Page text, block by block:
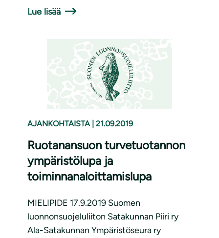
Lue lisää
AJANKOHTAISTA 21.09.2019
Ruotanansuon turvetuotannon
ympäristölupa ja
toiminnanaloittamislupa
MIELIPIDE 17.9.2019 Suomen
luonnonsuojeluliiton Satakunnan Piiri ry
Ala-Satakunnan Ympäristöseura ry